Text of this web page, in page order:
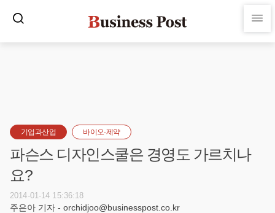
기업과산업 바이오·제약
파슨스 디자인스쿨은 경영도 가르치나
요?
2014-01-14 15:36:18
주은아 기자 - orchidjoo@businesspost.co.kr